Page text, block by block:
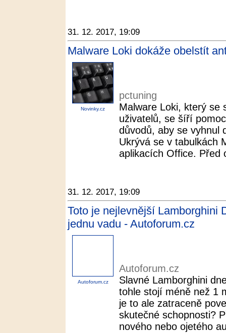
31. 12. 2017, 19:09
Malware Loki dokáže obelstít
Novinky.cz
pctuning
Malware Loki, který se
uživatelů, se šíří
důvodů, aby se vyhnul
Ukrývá se v tabulkách
aplikacích Office. Před
31. 12. 2017, 19:09
Toto je nejlevnější Lamborghini
jednu vadu - Autoforum.cz
Autoforum.cz
Autoforum.cz
Slavné Lamborghini
tohle stojí méně než 1
je to ale zatraceně
skutečné schopnosti?
nového nebo ojetého